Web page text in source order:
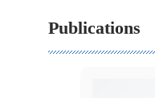
Publications